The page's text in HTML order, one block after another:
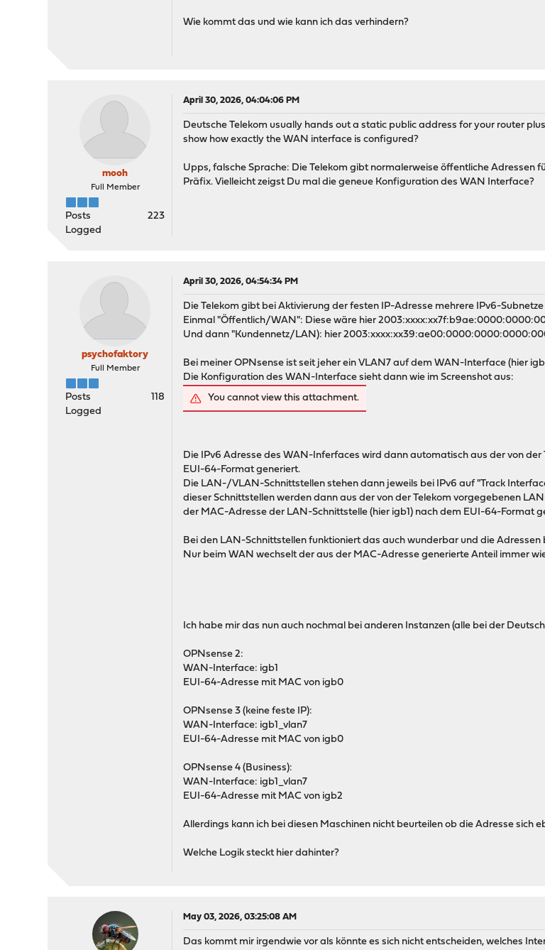
Wie kommt das und wie kann ich das verhindern?
mooh
Full Member
Posts
223
Logged
April 30, 2026, 04:04:06 PM
Deutsche Telekom usually hands out a static public address for your router
show how exactly the WAN interface is configured?
Upps, falsche Sprache: Die Telekom gibt normalerweise öffentliche Adressen
Präfix. Vielleicht zeigst Du mal die geneue Konfiguration des WAN Interface?
psychofaktory
Full Member
Posts
118
Logged
April 30, 2026, 04:54:34 PM
Die Telekom gibt bei Aktivierung der festen IP-Adresse mehrere IPv6-Subnetze
Einmal "Öffentlich/WAN": Diese wäre hier
Und dann "Kundennetz/LAN): hier
Bei meiner OPNsense ist seit jeher ein VLAN7 auf dem WAN-Interface (hier
Die Konfiguration des WAN-Interface sieht dann wie im Screenshot aus:
You cannot view this attachment.
Die IPv6 Adresse des WAN-Inferfaces wird dann automatisch aus der von
EUI-64-Format generiert.
Die LAN-/VLAN-Schnittstellen stehen dann jeweils bei IPv6 auf "Track
dieser Schnittstellen werden dann aus der von der Telekom vorgegebenen
der MAC-Adresse der LAN-Schnittstelle (hier igb1) nach dem EUI-64-Format
Bei den LAN-Schnittstellen funktioniert das auch wunderbar und die Adressen
Nur beim WAN wechselt der aus der MAC-Adresse generierte Anteil immer
Ich habe mir das nun auch nochmal bei anderen Instanzen (alle bei der
OPNsense 2:
WAN-Interface: igb1
EUI-64-Adresse mit MAC von igb0
OPNsense 3 (keine feste IP):
WAN-Interface: igb1_vlan7
EUI-64-Adresse mit MAC von igb0
OPNsense 4 (Business):
WAN-Interface: igb1_vlan7
EUI-64-Adresse mit MAC von igb2
Allerdings kann ich bei diesen Maschinen nicht beurteilen ob die Adresse sich
Welche Logik steckt hier dahinter?
May 03, 2026, 03:25:08 AM
Das kommt mir irgendwie vor als könnte es sich nicht entscheiden, welches